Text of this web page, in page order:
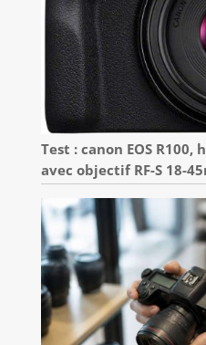
Test : canon EOS
avec objectif RF-S 18-